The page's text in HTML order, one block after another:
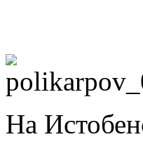
На